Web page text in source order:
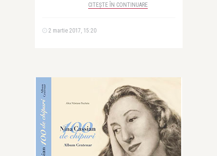
CITEȘTE ÎN CONTINUARE
2 martie 2017, 15:20